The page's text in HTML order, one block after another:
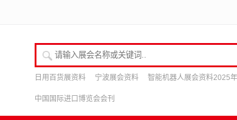
请输入展会名称或关键词
日用百货展资料 宁波展会资料 智能机器人展会资料2025
中国国际进口博览会会刊